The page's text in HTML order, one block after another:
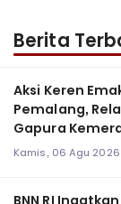
Berita
Aksi Keren
Pemalang,
Gapura
Kamis, 06 Agu 2026
BNN RI